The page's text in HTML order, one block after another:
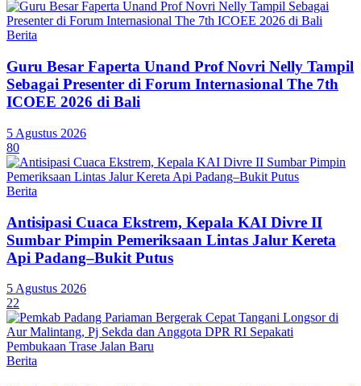
Berita
Guru Besar Faperta Unand Prof Novri Nelly Tampil
Sebagai Presenter di Forum Internasional The 7th
ICOEE 2026 di Bali
5 Agustus 2026
80
Berita
Antisipasi Cuaca Ekstrem, Kepala KAI Divre II
Sumbar Pimpin Pemeriksaan Lintas Jalur Kereta
Api Padang–Bukit Putus
5 Agustus 2026
22
Berita